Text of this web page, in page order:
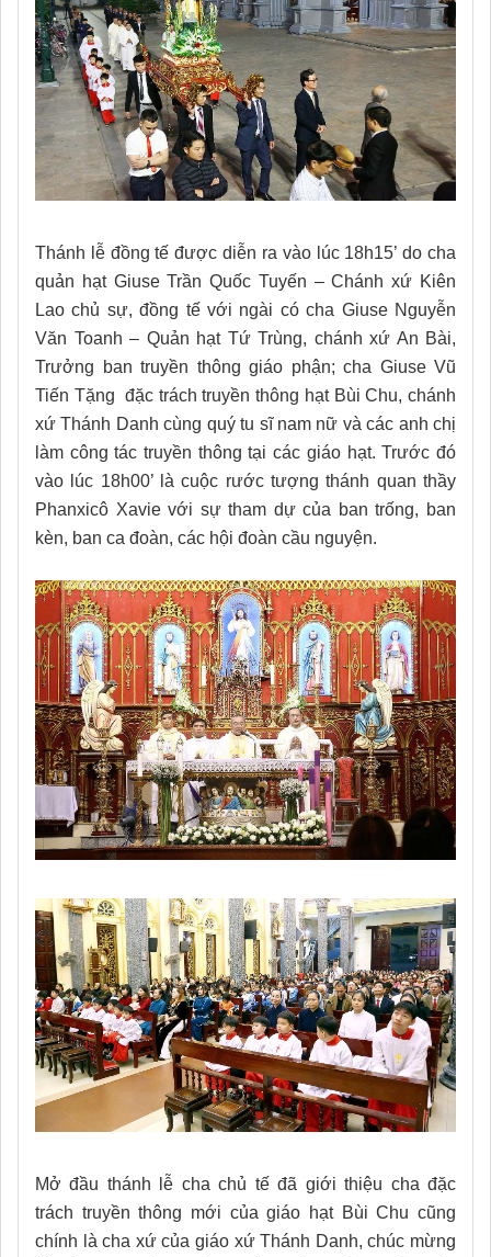
Thánh lễ đồng tế được diễn ra vào lúc 18h15’ do cha
quản hạt Giuse Trần Quốc Tuyến – Chánh xứ Kiên
Lao chủ sự, đồng tế với ngài có cha Giuse Nguyễn
Văn Toanh – Quản hạt Tứ Trùng, chánh xứ An Bài,
Trưởng ban truyền thông giáo phận; cha Giuse Vũ
Tiến Tặng đặc trách truyền thông hạt Bùi Chu, chánh
xứ Thánh Danh cùng quý tu sĩ nam nữ và các anh chị
làm công tác truyền thông tại các giáo hạt. Trước đó
vào lúc 18h00’ là cuộc rước tượng thánh quan thầy
Phanxicô Xavie với sự tham dự của ban trống, ban
kèn, ban ca đoàn, các hội đoàn cầu nguyện.
Mở đầu thánh lễ cha chủ tế đã giới thiệu cha đặc
trách truyền thông mới của giáo hạt Bùi Chu cũng
chính là cha xứ của giáo xứ Thánh Danh, chúc mừng